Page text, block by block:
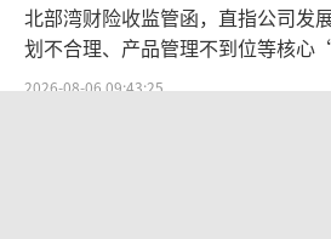
度国外销售占比69%。其
度同比增长1%，国内销售
国内销售增速高于国外。
北部湾财险收监管函，直指公司发
划不合理、产品管理不到位等核心
点”
2026-08-06 09:43:25